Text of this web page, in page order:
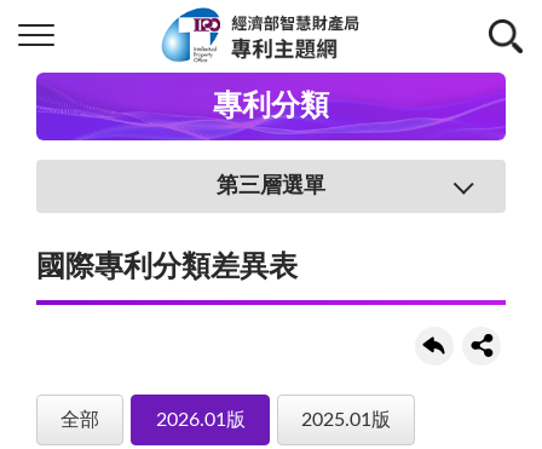
專利分類
第三層選單
國際專利分類差異表
全部 2026.01版 2025.01版